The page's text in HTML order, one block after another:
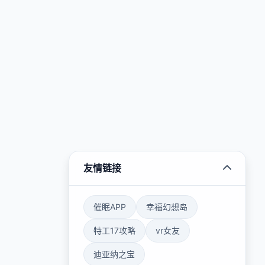
友情链接
催眠APP 幸福幻想岛
特工17攻略 vr女友
迪亚纳之宝